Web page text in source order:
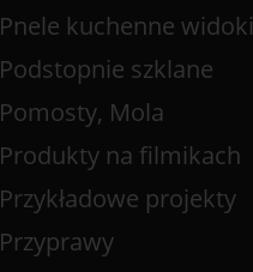
Pnele kuchenne widoki
Podstopnie szklane
Pomosty, Mola
Produkty na filmikach
Przykładowe projekty
Przyprawy